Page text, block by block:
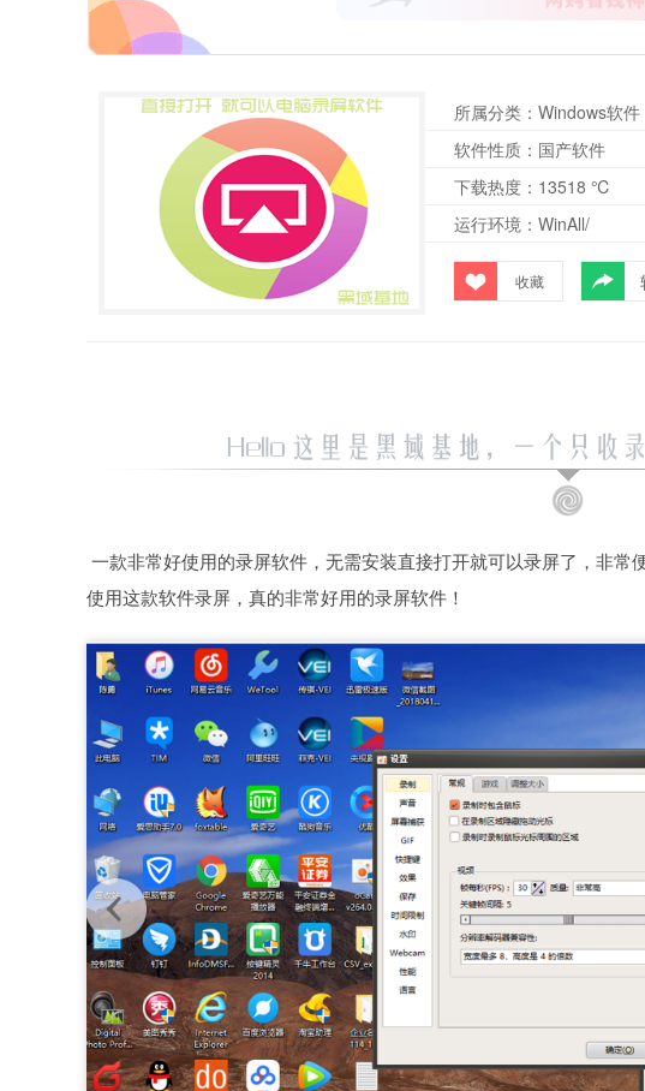
所属分类： Windows软件
软件性质： 国产软件
下载热度： 13518 ℃
运行环境： WinAll/
收藏
一款非常好使用的录屏软件，无需安装直接打开就可以录屏了，非
使用这款软件录屏，真的非常好用的录屏软件！